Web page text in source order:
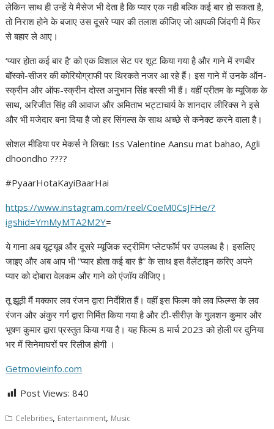
लेकिन साथ ही उन्हें ये मैसेज भी देता है कि प्यार एक नही बल्कि कई बार हो सकता है,
तो निराश होने के बजाए उस दूसरे प्यार की तलाश कीजिए जो आपकी जिंदगी में फिर
से बहार ले आए।
‘प्यार होता कई बार है’ को एक विशाल सेट पर शूट किया गया है और गाने में रणबीर
बॉस्को-सीजर की कोरियोग्राफी पर थिरकते नजर आ रहे हैं। इस गाने में उनके ऑन-
स्क्रीन और ऑफ-स्क्रीन दोस्त अनुभान सिंह बस्सी भी हैं। वहीं प्रीतम के म्यूजिक के
साथ, अरिजीत सिंह की आवाज और अमिताभ भट्टाचार्य के शानदार लीरिक्स ने इसे
और भी मजेदार बना दिया है जो हर सिंगल्स के साथ अच्छे से कनेक्ट करने वाला है।
सोशल मीडिया पर मेकर्स ने लिखा: Iss Valentine Aansu mat bahao, Agli
dhoondho ????
#PyaarHotaKayiBaarHai
https://www.instagram.com/reel/CoeM0CsJFHe/?
igshid=YmMyMTA2M2Y=
ये गाना अब यूट्यूब और दूसरे म्यूजिक स्ट्रीमिंग प्लेटफॉर्म पर उपलब्ध है। इसलिए
जाइए और अब आप भी “प्यार होता कई बार है” के साथ इस वैलेंटाइन करिए अपने
प्यार को दोबारा वेलकम और गाने को एंजॉय कीजिए।
तू झूठी मैं मक्कार लव रंजन द्वारा निर्देशित हैं। वहीं इस फिल्म को लव फिल्म्स के लव
रंजन और अंकुर गर्ग द्वारा निर्मित किया गया है और टी-सीरीज़ के गुलशन कुमार और
भूषण कुमार द्वारा प्रस्तुत किया गया है। यह फिल्म 8 मार्च 2023 को होली पर दुनिया
भर में सिनेमाघरों पर रिलीज होगी ।
Getmovieinfo.com
Post Views: 840
Celebrities, Entertainment, Music